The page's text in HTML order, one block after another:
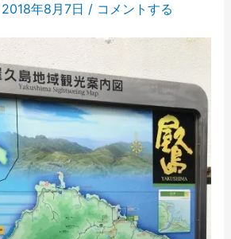
2018年8月7日 / コメントする